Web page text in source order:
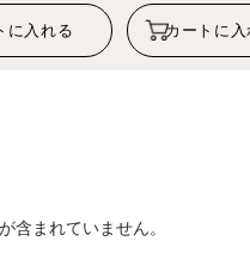
に入れる カートに
含まれていません。